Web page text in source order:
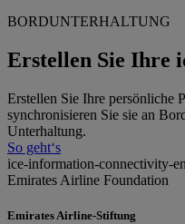
BORDUNTERHALTUNG
Erstellen Sie Ihre
Erstellen Sie Ihre persönliche
synchronisieren Sie sie an
Unterhaltung.
So geht‘s
ice-information-connectivity-
Emirates Airline Foundation
Emirates Airline-Stiftung